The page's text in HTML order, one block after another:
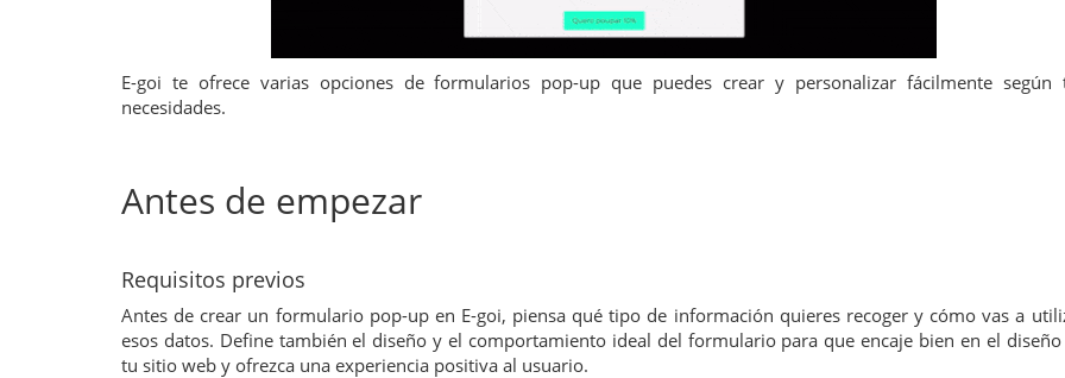
E-goi te ofrece varias opciones de formularios pop-up que puedes crear y personalizar fácilmente según
necesidades.
Antes de empezar
Requisitos previos
Antes de crear un formulario pop-up en E-goi, piensa qué tipo de información quieres recoger y cómo vas a
esos datos. Define también el diseño y el comportamiento ideal del formulario para que encaje bien en el diseño
tu sitio web y ofrezca una experiencia positiva al usuario.